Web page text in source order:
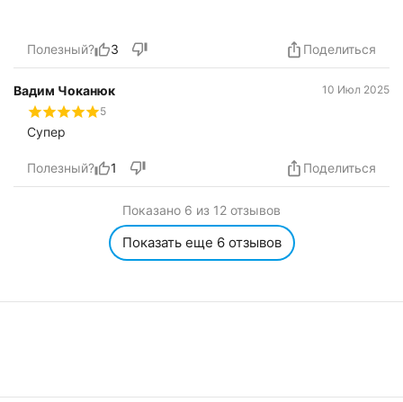
Полезный? 3 Поделиться
Вадим Чоканюк
10 Июл 2025
5
Супер
Полезный? 1 Поделиться
Показано 6 из 12 отзывов
Показать еще 6 отзывов